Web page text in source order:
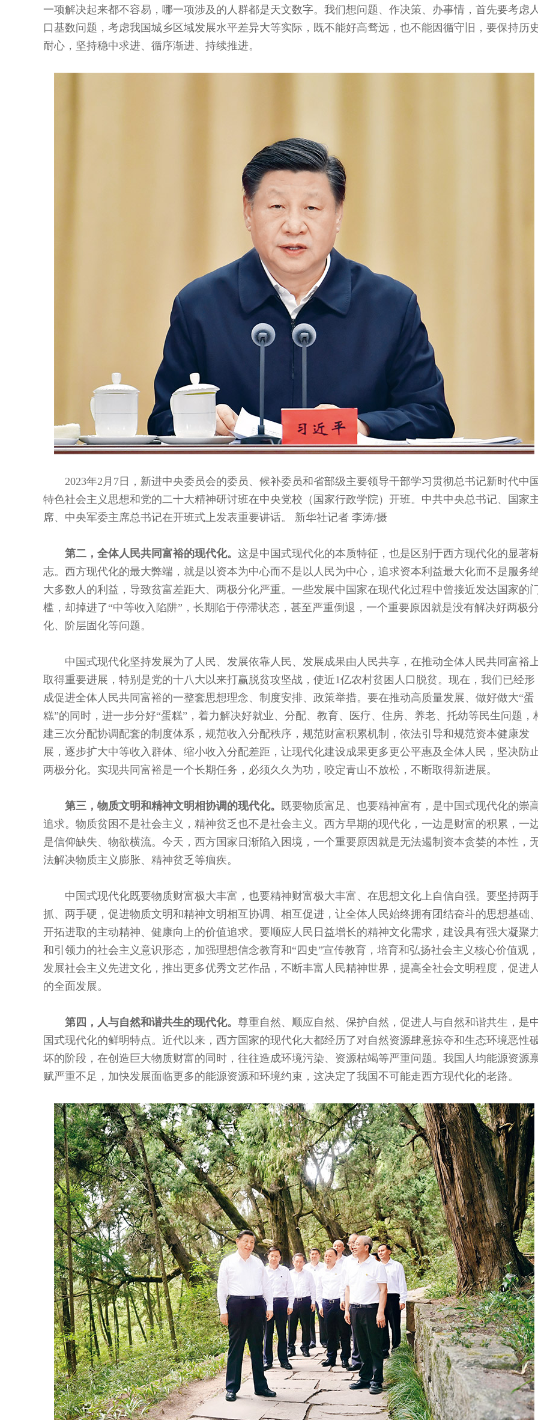
一项解决起来都不容易，哪一项涉及的人群都是天文数字。我们想问题、作决策、办事情，首先要考虑人
口基数问题，考虑我国城乡区域发展水平差异大等实际，既不能好高骛远，也不能因循守旧，要保持历史
耐心，坚持稳中求进、循序渐进、持续推进。
2023年2月7日，新进中央委员会的委员、候补委员和省部级主要领导干部学习贯彻总书记新时代中国
特色社会主义思想和党的二十大精神研讨班在中央党校（国家行政学院）开班。中共中央总书记、国家
席、中央军委主席总书记在开班式上发表重要讲话。 新华社记者 李涛/摄
第二，全体人民共同富裕的现代化。 这是中国式现代化的本质特征，也是区别于西方现代化的显著
志。西方现代化的最大弊端，就是以资本为中心而不是以人民为中心，追求资本利益最大化而不是服务
大多数人的利益，导致贫富差距大、两极分化严重。一些发展中国家在现代化过程中曾接近发达国家的门
槛，却掉进了“中等收入陷阱”，长期陷于停滞状态，甚至严重倒退，一个重要原因就是没有解决好两极分
化、阶层固化等问题。
中国式现代化坚持发展为了人民、发展依靠人民、发展成果由人民共享，在推动全体人民共同富裕
取得重要进展，特别是党的十八大以来打赢脱贫攻坚战，使近1亿农村贫困人口脱贫。现在，我们已经形
成促进全体人民共同富裕的一整套思想理念、制度安排、政策举措。要在推动高质量发展、做好做大“蛋
糕”的同时，进一步分好“蛋糕”，着力解决好就业、分配、教育、医疗、住房、养老、托幼等民生问题，
建三次分配协调配套的制度体系，规范收入分配秩序，规范财富积累机制，依法引导和规范资本健康发
展，逐步扩大中等收入群体、缩小收入分配差距，让现代化建设成果更多更公平惠及全体人民，坚决防
两极分化。实现共同富裕是一个长期任务，必须久久为功，咬定青山不放松，不断取得新进展。
第三，物质文明和精神文明相协调的现代化。 既要物质富足、也要精神富有，是中国式现代化的崇
追求。物质贫困不是社会主义，精神贫乏也不是社会主义。西方早期的现代化，一边是财富的积累，一
是信仰缺失、物欲横流。今天，西方国家日渐陷入困境，一个重要原因就是无法遏制资本贪婪的本性，
法解决物质主义膨胀、精神贫乏等痼疾。
中国式现代化既要物质财富极大丰富，也要精神财富极大丰富、在思想文化上自信自强。要坚持两
抓、两手硬，促进物质文明和精神文明相互协调、相互促进，让全体人民始终拥有团结奋斗的思想基础、
开拓进取的主动精神、健康向上的价值追求。要顺应人民日益增长的精神文化需求，建设具有强大凝聚
和引领力的社会主义意识形态，加强理想信念教育和“四史”宣传教育，培育和弘扬社会主义核心价值观，
发展社会主义先进文化，推出更多优秀文艺作品，不断丰富人民精神世界，提高全社会文明程度，促进人
的全面发展。
第四，人与自然和谐共生的现代化。 尊重自然、顺应自然、保护自然，促进人与自然和谐共生，是
国式现代化的鲜明特点。近代以来，西方国家的现代化大都经历了对自然资源肆意掠夺和生态环境恶性
坏的阶段，在创造巨大物质财富的同时，往往造成环境污染、资源枯竭等严重问题。我国人均能源资源
赋严重不足，加快发展面临更多的能源资源和环境约束，这决定了我国不可能走西方现代化的老路。